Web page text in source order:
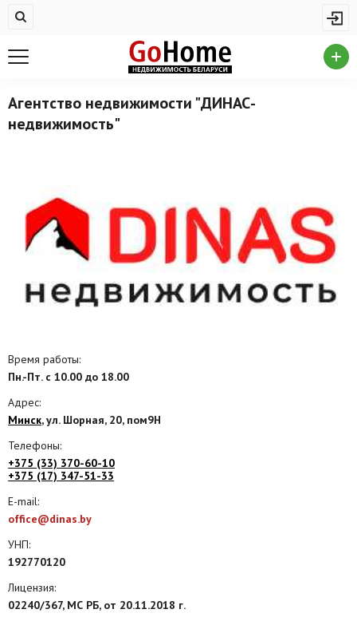
Купить квартиру
На сутки
Комерческая недвижимость
Продажа коммерческой недвижимости
Аренда коммерческой недвижимости
Агентства
Ремонт квартир
Грузовое такси
Способы оплаты
Реклама на сайте
Агентство недвижимости "ДИНАС-
недвижимость"
Время работы:
Пн.-Пт. с 10.00 до 18.00
Адрес:
Минск, ул. Шорная, 20, пом9Н
Телефоны:
+375 (33) 370-60-10
+375 (17) 347-51-33
E-mail:
office@dinas.by
УНП:
192770120
Лицензия:
02240/367, МС РБ, от 20.11.2018 г.